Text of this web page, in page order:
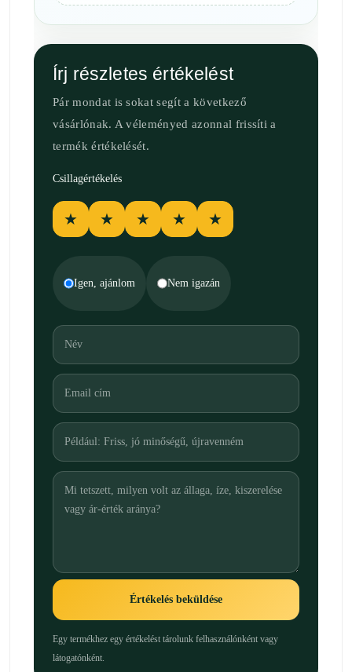
Írj részletes értékelést
Pár mondat is sokat segít a következő
vásárlónak. A véleményed azonnal frissíti a
termék értékelését.
Csillagértékelés
★ ★ ★ ★ ★
Igen, ajánlom Nem igazán
Értékelés beküldése
Egy termékhez egy értékelést tárolunk felhasználónként vagy
látogatónként.